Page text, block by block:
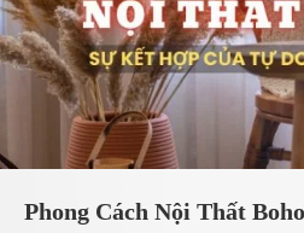
Phong Cách Nội Thất